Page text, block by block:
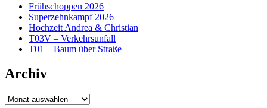
Frühschoppen 2026
Superzehnkampf 2026
Hochzeit Andrea & Christian
T03V – Verkehrsunfall
T01 – Baum über Straße
Archiv
Archiv